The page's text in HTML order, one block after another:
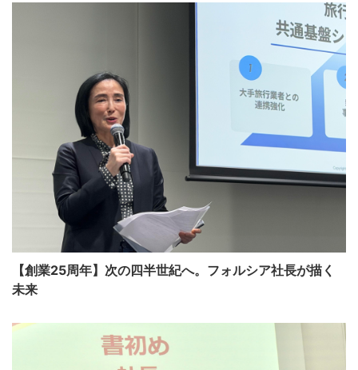
【創業25周年】次の四半世紀へ。フォルシア社長が描く
未来